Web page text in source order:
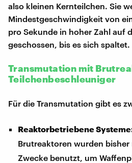
also kleinen Kernteilchen. Sie
Mindestgeschwindigkeit von
pro Sekunde in hoher Zahl auf
geschossen, bis es sich spaltet.
Transmutation mit
Teilchenbeschleuniger
Für die Transmutation gibt es
Reaktorbetriebene
Brutreaktoren wurden
Zwecke benutzt, um